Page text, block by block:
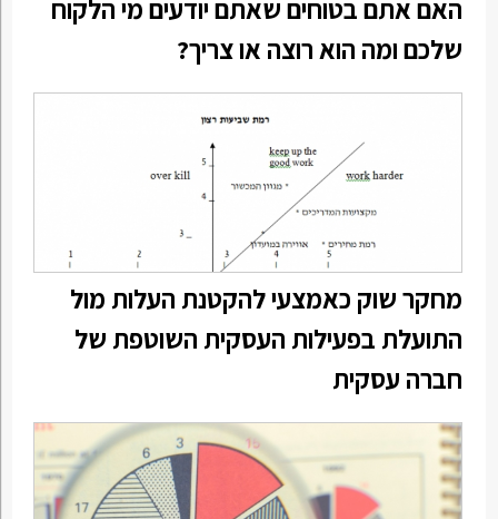
האם אתם בטוחים שאתם יודעים מי הלקוח
שלכם ומה הוא רוצה או צריך?
מחקר שוק כאמצעי להקטנת העלות מול
התועלת בפעילות העסקית השוטפת של
חברה עסקית